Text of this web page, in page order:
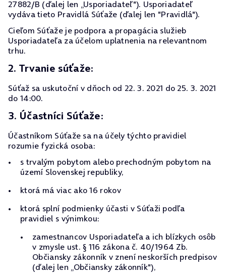
27882/B (ďalej len „Usporiadateľ"). Usporiadateľ
vydáva tieto Pravidlá Súťaže (ďalej len "Pravidlá").
Cieľom Súťaže je podpora a propagácia služieb
Usporiadateľa za účelom uplatnenia na relevantnom
trhu.
2. Trvanie súťaže:
Súťaž sa uskutoční v dňoch od 22. 3. 2021 do 25. 3. 2021
do 14:00.
3. Účastníci Súťaže:
Účastníkom Súťaže sa na účely týchto pravidiel
rozumie fyzická osoba:
s trvalým pobytom alebo prechodným pobytom na
území Slovenskej republiky,
ktorá má viac ako 16 rokov
ktorá splní podmienky účasti v Súťaži podľa
pravidiel s výnimkou:
zamestnancov Usporiadateľa a ich blízkych osôb
v zmysle ust. § 116 zákona č. 40/1964 Zb.
Občiansky zákonník v znení neskorších predpisov
(ďalej len „Občiansky zákonník"),